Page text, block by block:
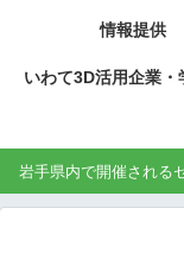
情報提供
岩手県内で開催される